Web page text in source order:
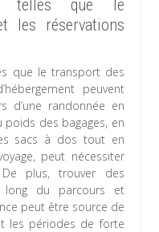
telles que le
les réservations
que le transport des
peuvent
d’une randonnée en
des bagages, en
sacs à dos tout en
peut nécessiter
De plus, trouver des
long du parcours et
peut être source de
les périodes de forte